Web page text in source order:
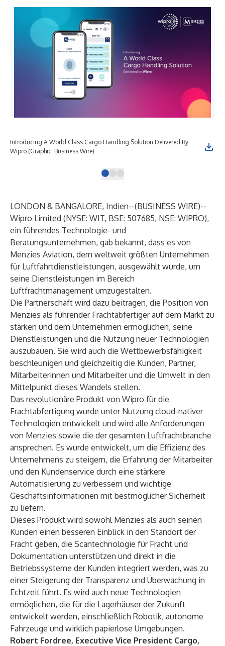
Introducing A World Class Cargo Handling Solution Delivered By
Wipro (Graphic: Business Wire)
LONDON & BANGALORE, Indien--(BUSINESS WIRE)--
Wipro Limited (NYSE: WIT, BSE: 507685, NSE: WIPRO),
ein führendes Technologie- und
Beratungsunternehmen, gab bekannt, dass es von
Menzies Aviation, dem weltweit größten Unternehmen
für Luftfahrtdienstleistungen, ausgewählt wurde, um
seine Dienstleistungen im Bereich
Luftfrachtmanagement umzugestalten.
Die Partnerschaft wird dazu beitragen, die Position von
Menzies als führender Frachtabfertiger auf dem Markt zu
stärken und dem Unternehmen ermöglichen, seine
Dienstleistungen und die Nutzung neuer Technologien
auszubauen. Sie wird auch die Wettbewerbsfähigkeit
beschleunigen und gleichzeitig die Kunden, Partner,
Mitarbeiterinnen und Mitarbeiter und die Umwelt in den
Mittelpunkt dieses Wandels stellen.
Das revolutionäre Produkt von Wipro für die
Frachtabfertigung wurde unter Nutzung cloud-nativer
Technologien entwickelt und wird alle Anforderungen
von Menzies sowie die der gesamten Luftfrachtbranche
ansprechen. Es wurde entwickelt, um die Effizienz des
Unternehmens zu steigern, die Erfahrung der Mitarbeiter
und den Kundenservice durch eine stärkere
Automatisierung zu verbessern und wichtige
Geschäftsinformationen mit bestmöglicher Sicherheit
zu liefern.
Dieses Produkt wird sowohl Menzies als auch seinen
Kunden einen besseren Einblick in den Standort der
Fracht geben, die Scantechnologie für Fracht und
Dokumentation unterstützen und direkt in die
Betriebssysteme der Kunden integriert werden, was zu
einer Steigerung der Transparenz und Überwachung in
Echtzeit führt. Es wird auch neue Technologien
ermöglichen, die für die Lagerhäuser der Zukunft
entwickelt werden, einschließlich Robotik, autonome
Fahrzeuge und wirklich papierlose Umgebungen.
Robert Fordree, Executive Vice President Cargo,